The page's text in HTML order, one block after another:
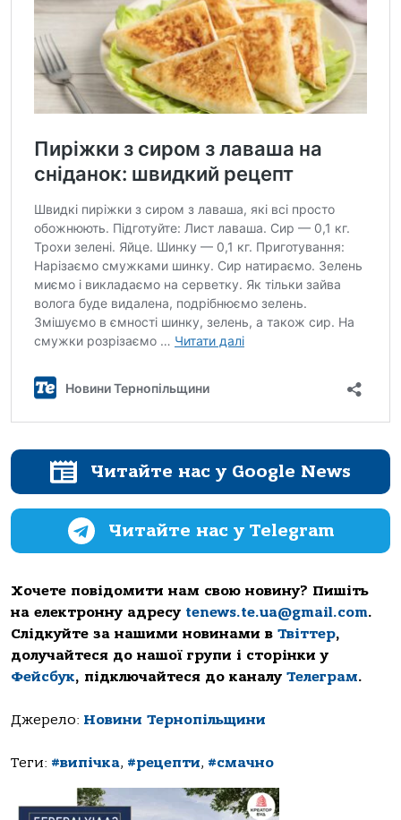
Читайте нас у Google News
Читайте нас у Telegram
Хочете повідомити нам свою новину? Пишіть
на електронну адресу tenews.te.ua@gmail.com.
Слідкуйте за нашими новинами в Твіттер,
долучайтеся до нашої групи і сторінки у
Фейсбук, підключайтеся до каналу Телеграм.
Джерело: Новини Тернопільщини
Теги: #випічка, #рецепти, #смачно